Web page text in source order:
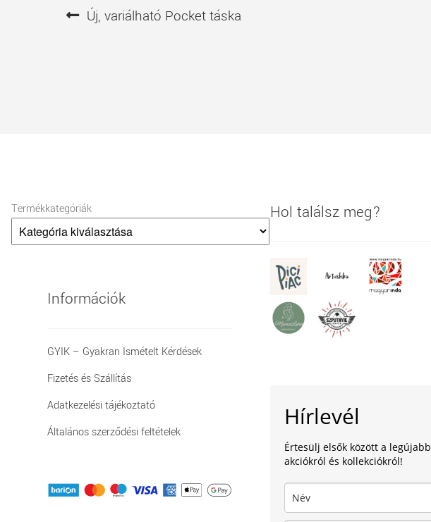
Bejegyzés
Előző
Új, variálható Pocket táska
Termékkategóriák
Információk
GYIK – Gyakran Ismételt Kérdések
Fizetés és Szállítás
Adatkezelési tájékoztató
Általános szerződési feltételek
Hol találsz meg?
Hírlevél
Értesülj elsők között a legújabb
akciókról és kollekciókról!